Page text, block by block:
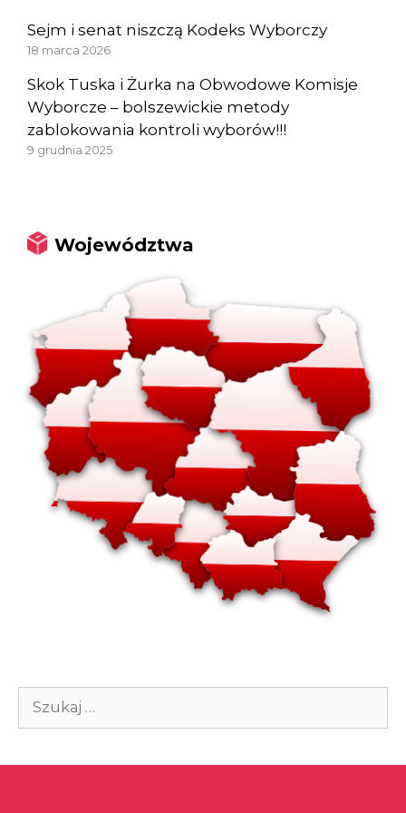
Sejm i senat niszczą Kodeks Wyborczy
18 marca 2026
Skok Tuska i Żurka na Obwodowe Komisje
Wyborcze – bolszewickie metody
zablokowania kontroli wyborów!!!
9 grudnia 2025
Województwa
Szukaj: